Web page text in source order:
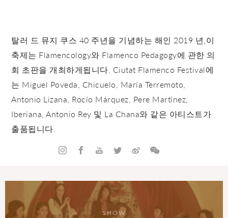
탈러 드 뮤지 쿠스 40 주년을 기념하는 해인 2019 년,이
축제는 Flamencology와 Flamenco Pedagogy에 관한 의
회 초판을 개최하게됩니다. Ciutat Flamenco Festival에
는 Miguel Poveda, Chicuelo, María Terremoto,
Antonio Lizana, Rocío Márquez, Pere Martínez,
Iberiana, Antonio Rey 및 La Chana와 같은 아티스트가
출품됩니다.
SHOW